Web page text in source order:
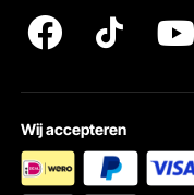
Wij accepteren